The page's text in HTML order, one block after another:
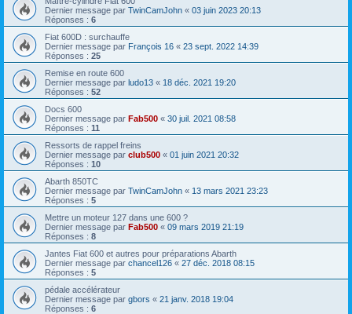
Dernier message par TwinCamJohn « 03 juin 2023 20:13
Réponses : 6
Fiat 600D : surchauffe
Dernier message par François 16 « 23 sept. 2022 14:39
Réponses : 25
Remise en route 600
Dernier message par ludo13 « 18 déc. 2021 19:20
Réponses : 52
Docs 600
Dernier message par Fab500 « 30 juil. 2021 08:58
Réponses : 11
Ressorts de rappel freins
Dernier message par club500 « 01 juin 2021 20:32
Réponses : 10
Abarth 850TC
Dernier message par TwinCamJohn « 13 mars 2021 23:23
Réponses : 5
Mettre un moteur 127 dans une 600 ?
Dernier message par Fab500 « 09 mars 2019 21:19
Réponses : 8
Jantes Fiat 600 et autres pour préparations Abarth
Dernier message par chancel126 « 27 déc. 2018 08:15
Réponses : 5
pédale accélérateur
Dernier message par gbors « 21 janv. 2018 19:04
Réponses : 6